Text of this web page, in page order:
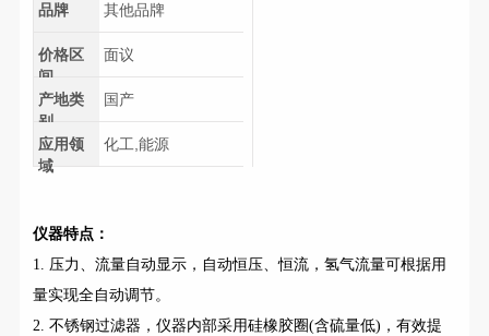
品牌 其他品牌
价格区
间
面议
产地类
别
国产
应用领
域
化工,能源
仪器特点：
1. 压力、流量自动显示，自动恒压、恒流，氢气流量可根据用
量实现全自动调节。
2. 不锈钢过滤器，仪器内部采用硅橡胶圈(含硫量低)，有效提